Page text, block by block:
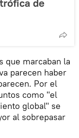
de
que marcaban la
parecen haber
Por el
como "el
global" se
al sobrepasar